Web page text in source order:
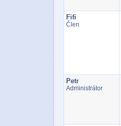
Fifi
Člen
Petr
Administrátor